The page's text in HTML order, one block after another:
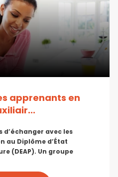
apprenants en
d’échanger avec les
au Diplôme d’État
(DEAP). Un groupe